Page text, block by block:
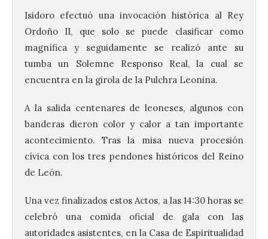
Isidoro efectuó una invocación histórica al Rey
Ordoño II, que solo se puede clasificar como
magnífica y seguidamente se realizó ante su
tumba un Solemne Responso Real, la cual se
encuentra en la girola de la Pulchra Leonina.
A la salida centenares de leoneses, algunos con
banderas dieron color y calor a tan importante
acontecimiento. Tras la misa nueva procesión
cívica con los tres pendones históricos del Reino
de León.
Una vez finalizados estos Actos, a las 14:30 horas se
celebró una comida oficial de gala con las
autoridades asistentes, en la Casa de Espiritualidad